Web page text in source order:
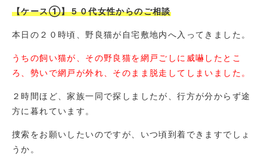
【ケース①】５０代女性からのご相談
本日の２０時頃、野良猫が自宅敷地内へ入ってきました。
うちの飼い猫が、その野良猫を網戸ごしに威嚇したとこ
ろ、勢いで網戸が外れ、そのまま脱走してしまいました。
２時間ほど、家族一同で探しましたが、行方が分からず途
方に暮れています。
捜索をお願いしたいのですが、いつ頃到着できますでしょ
うか。